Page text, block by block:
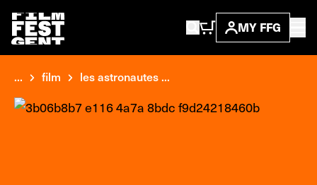
MY FFG
... film les astronautes ...